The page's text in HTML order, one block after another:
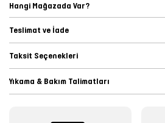
Hangi Mağazada Var?
Teslimat ve İade
Taksit Seçenekleri
Yıkama & Bakım Talimatları